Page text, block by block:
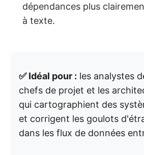
dépendances plus
à texte.
✅ Idéal pour : les analystes
chefs de projet et les
qui cartographient des
et corrigent les goulots
dans les flux de données